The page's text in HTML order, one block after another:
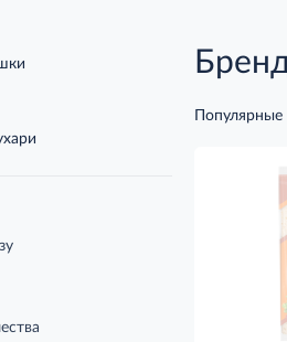
Популярные